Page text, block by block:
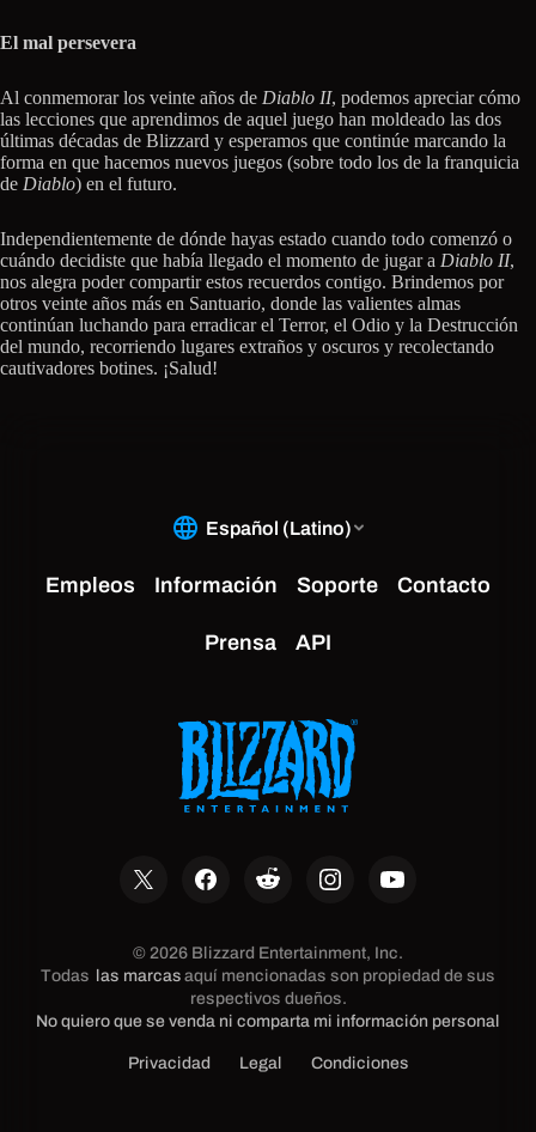
El mal persevera
Al conmemorar los veinte años de Diablo II, podemos apreciar cómo
las lecciones que aprendimos de aquel juego han moldeado las dos
últimas décadas de Blizzard y esperamos que continúe marcando la
forma en que hacemos nuevos juegos (sobre todo los de la franquicia
de Diablo) en el futuro.
Independientemente de dónde hayas estado cuando todo comenzó o
cuándo decidiste que había llegado el momento de jugar a Diablo II,
nos alegra poder compartir estos recuerdos contigo. Brindemos por
otros veinte años más en Santuario, donde las valientes almas
continúan luchando para erradicar el Terror, el Odio y la Destrucción
del mundo, recorriendo lugares extraños y oscuros y recolectando
cautivadores botines. ¡Salud!